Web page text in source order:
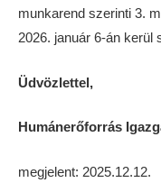
munkarend szerinti 3.
2026. január 6-án kerül
Üdvözlettel,
Humánerőforrás
megjelent: 2025.12.12.